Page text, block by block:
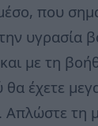
​​που
υγρασία
με τη
θα έχετε
Απλώστε τη